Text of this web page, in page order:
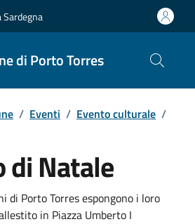
Sardegna
di Porto Torres
/ Eventi / Evento culturale /
di Natale
di Porto Torres espongono i loro
in Piazza Umberto I